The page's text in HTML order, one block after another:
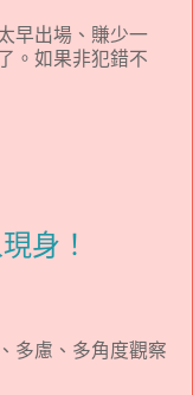
早出場、賺少一
。如果非犯錯不
身！
多慮、多角度觀察